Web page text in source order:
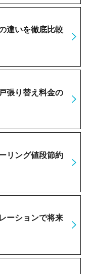
違いを徹底比較
張り替え料金の
リング値段節約
ーションで将来